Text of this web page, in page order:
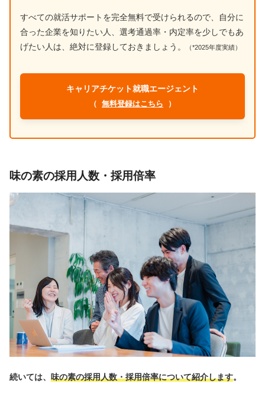
すべての就活サポートを完全無料で受けられるので、自分に
合った企業を知りたい人、選考通過率・内定率を少しでもあ
げたい人は、絶対に登録しておきましょう。
（*2025年度実績）
キャリアチケット就職エージェント
（ 無料登録はこちら ）
味の素の採用人数・採用倍率
続いては、 味の素の採用人数・採用倍率について紹介します。